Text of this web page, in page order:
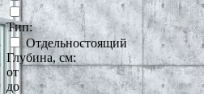
Тип:
Отдельностоящий
Глубина, см:
от
до